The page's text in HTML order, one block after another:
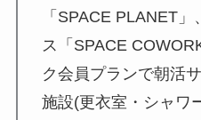
「SPACE PLANET
ス「SPACE
ク会員プランで朝活
施設(更衣室・シャワ